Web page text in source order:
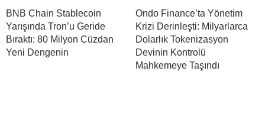
BNB Chain Stablecoin
Yarışında Tron’u Geride
Bıraktı: 80 Milyon Cüzdan
Yeni Dengenin
Ondo Finance’ta Yönetim
Krizi Derinleşti: Milyarlarca
Dolarlık Tokenizasyon
Devinin Kontrolü
Mahkemeye Taşındı